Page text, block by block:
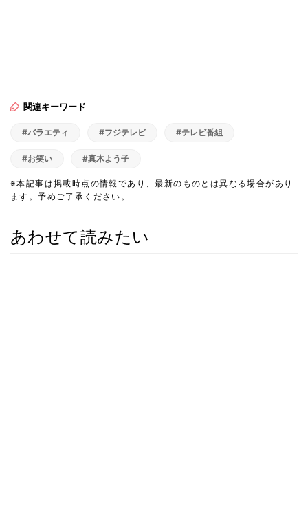
関連キーワード
#バラエティ #フジテレビ #テレビ番組
#お笑い #真木よう子
※本記事は掲載時点の情報であり、最新のものとは異なる場合があり
ます。予めご了承ください。
あわせて読みたい